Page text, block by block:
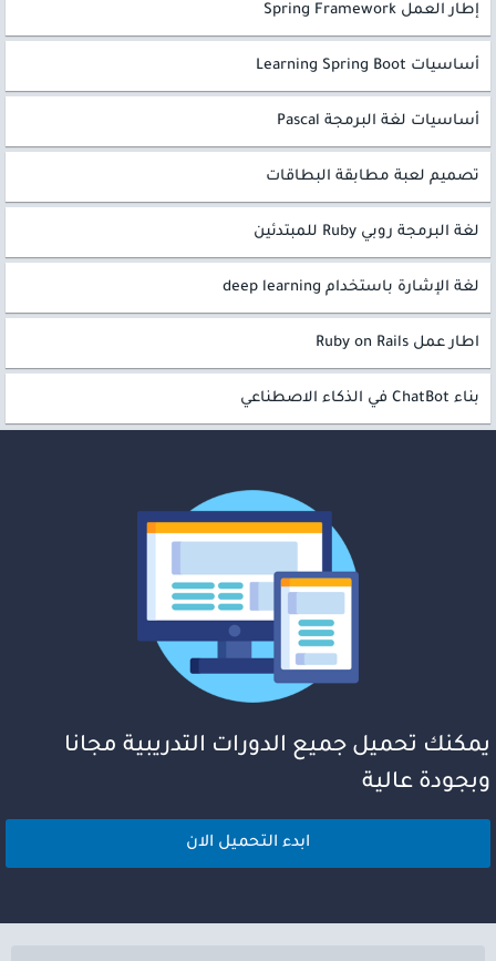
إطار العمل Spring Framework
أساسيات Learning Spring Boot
أساسيات لغة البرمجة Pascal
تصميم لعبة مطابقة البطاقات
لغة البرمجة روبي Ruby للمبتدئين
لغة الإشارة باستخدام deep learning
اطار عمل Ruby on Rails
بناء ChatBot في الذكاء الاصطناعي
يمكنك تحميل جميع الدورات التدريبية مجانا
وبجودة عالية
ابدء التحميل الان